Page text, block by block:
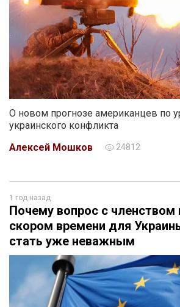
О новом прогнозе американцев по
украинского конфликта
Алексей Мошков
24812
1 год назад
Почему вопрос с
скором времени для
стать уже неважным